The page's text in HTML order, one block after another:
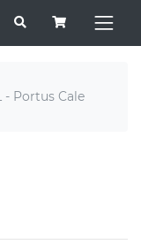
- Portus Cale